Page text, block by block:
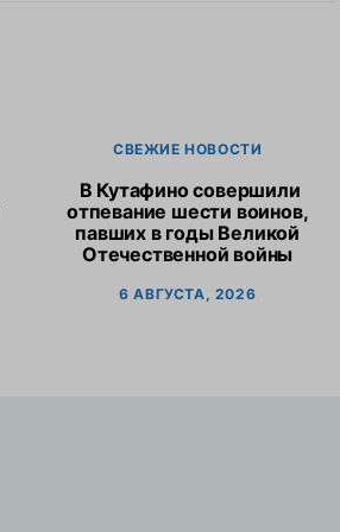
СВЕЖИЕ НОВОСТИ
В Кутафино совершили
отпевание шести воинов,
павших в годы Великой
Отечественной войны
6 АВГУСТА, 2026